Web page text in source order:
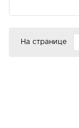
На странице